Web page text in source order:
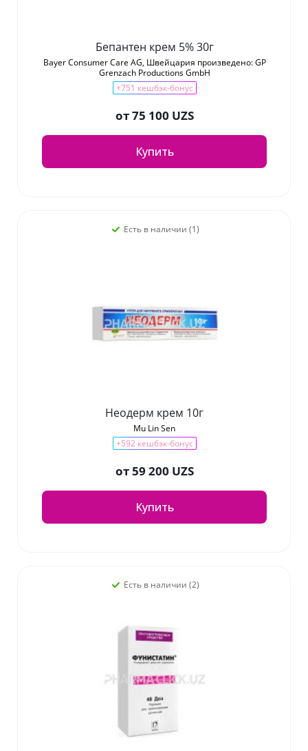
Бепантен крем 5% 30г
Bayer Consumer Care AG, Швейцария произведено: GP
Grenzach Productions GmbH
+751 кешбэк-бонус
от75 100 UZS
Купить
Есть в наличии (1)
Неодерм крем 10г
Mu Lin Sen
+592 кешбэк-бонус
от59 200 UZS
Купить
Есть в наличии (2)